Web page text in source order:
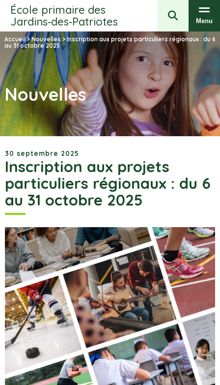
École primaire des
Jardins‑des‑Patriotes
Menu
Accueil>Nouvelles> Inscription aux projets particuliers régionaux : du 6
au 31 octobre 2025
Nouvelles
30 septembre 2025
Inscription aux projets
particuliers régionaux : du 6
au 31 octobre 2025